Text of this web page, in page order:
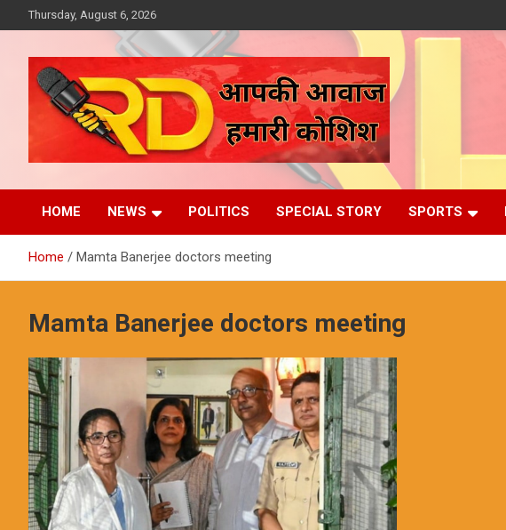
to
Thursday, August 6, 2026
Reporter Diaries
HOME NEWS POLITICS SPECIAL STORY SPORTS
Home Mamta Banerjee doctors meeting
Mamta Banerjee doctors meeting